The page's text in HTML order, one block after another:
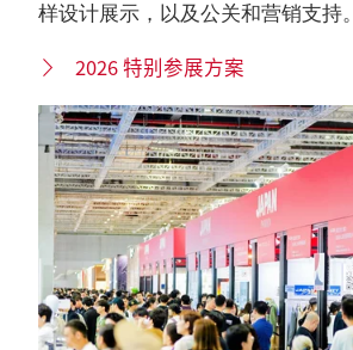
样设计展示，以及公关和营销支持。
2026 特别参展方案